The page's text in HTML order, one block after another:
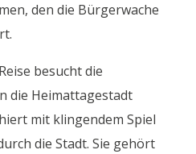
den die Bürgerwache
besucht die
die Heimattagestadt
mit klingendem Spiel
die Stadt. Sie gehört